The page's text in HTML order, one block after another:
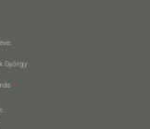
György
*